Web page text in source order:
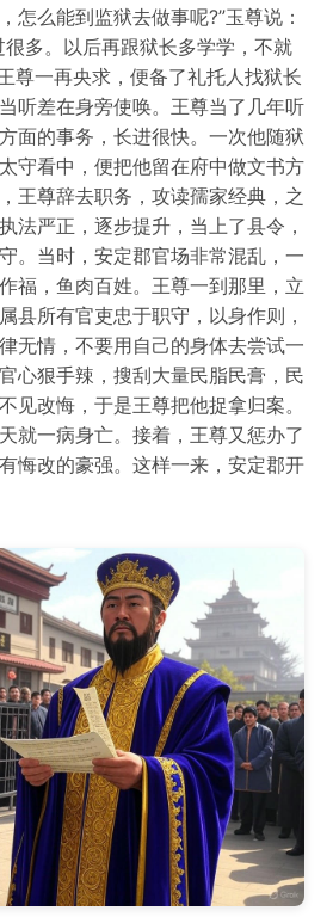
怎么能到监狱去做事呢?”玉尊说：
多。以后再跟狱长多学学，不就
尊一再央求，便备了礼托人找狱长
听差在身旁使唤。王尊当了几年听
面的事务，长进很快。一次他随狱
守看中，便把他留在府中做文书方
王尊辞去职务，攻读孺家经典，之
法严正，逐步提升，当上了县令，
。当时，安定郡官场非常混乱，一
福，鱼肉百姓。王尊一到那里，立
县所有官吏忠于职守，以身作则，
无情，不要用自己的身体去尝试一
心狠手辣，搜刮大量民脂民膏，民
见改悔，于是王尊把他捉拿归案。
就一病身亡。接着，王尊又惩办了
悔改的豪强。这样一来，安定郡开